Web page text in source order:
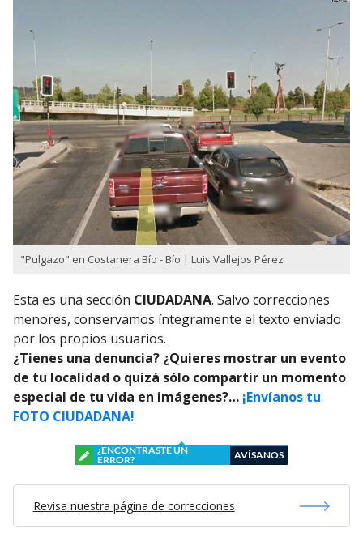
"Pulgazo" en Costanera Bío - Bío | Luis Vallejos Pérez
Esta es una sección CIUDADANA. Salvo correcciones
menores, conservamos íntegramente el texto enviado
por los propios usuarios.
¿Tienes una denuncia? ¿Quieres mostrar un evento
de tu localidad o quizá sólo compartir un momento
especial de tu vida en imágenes?… ¡Envíanos tu
FOTO CIUDADANA!
¿ENCONTRASTE UN
ERROR?
AVÍSANOS
Revisa nuestra página de correcciones